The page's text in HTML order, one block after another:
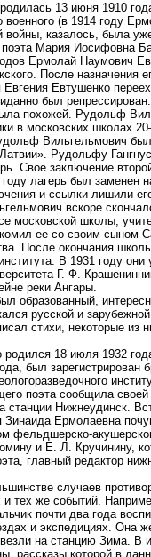
13 июня 1910
(в 1914 году
казалось, была
Мария Иосифовна
Ермолай Наумович
После назначения
Евтушенко
был репрессирован.
похожей. Рудольф
в московских школах
Вильгельмович
Рудольфу
Свое заключение
лагерь был
и ссылки лишили
вскоре
московской школы,
ее со своим сыном
После окончания
В 1931 году
Г. Ф.
реки Aнгары.
образованный,
русской и
стихи, некоторые из
18 июля 1932
был
поэта сообщила
станции Нижнеудинск.
Ермолаевна
фельдшерско-
и Е. Л. Кручинину,
главный редактор
случаев
тех же событий.
почти два года
и экспедициях. Она
на станцию Зима. В
рассказы которой в